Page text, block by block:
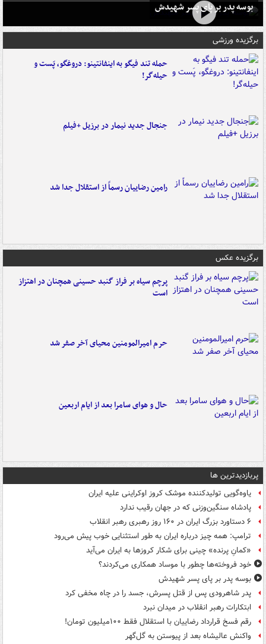
بوسه‌ پدر بر پای پسر شهیدش
برگزیده ورزشی
حمله تند فیگو به اینفانتینو: دروغگو، پَست‌ و
حیله‌گر!
جنجال جدید نیمار در برزیل +فیلم
رامین رضاییان رسماً از استقلال جدا شد
برگزیده عکس
پرچم سیاه بر فراز گنبد حسینی همچنان در اهتزاز
است
حرم امیرالمومنین محیای آخر صفر شد
حال و هوای سامرا بعد از ایام اربعین
پربازدیدترین ها
یاوه‌گویی تولیدکننده موشک کروز اوکراینی علیه ایران
پادشاه سنگین‌وزنی که در جهان رقیب ندارد
۶ دستاورد بزرگ ایران در ۱۶۰ روز رهبری رهبر انقلاب
ترامپ: همه چیز درباره ایران به طور استثنایی خوب پیش می‌رود
«کمانِ پرنده» چینی برای شکار کروزها به ایران می‌آید
خود فروخته‌ها چطور با موساد همکاری می‌کردند؟
بوسه‌ پدر بر پای پسر شهیدش
پدر شاهرودی پس از قتل پسرش، جسد را در چاه مخفی کرد
ابتکارات رهبر انقلاب در میدان نبرد
رقم فسخ قرارداد رضاییان با استقلال فقط ۱۰۰میلیون تومان!
واکنش عالیشاه بعد از پیوستن به گل‌گهر